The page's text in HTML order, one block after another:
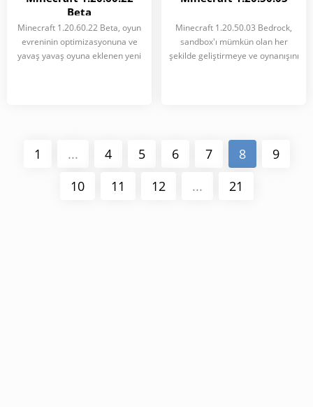
Beta
Minecraft 1.20.60.22 Beta, oyun
evreninin optimizasyonuna ve
yavaş yavaş oyuna eklenen yeni
Minecraft 1.20.50.03 Bedrock,
sandbox'ı mümkün olan her
şekilde geliştirmeye ve oynanışını
1 ... 4 5 6 7 8
9
10
11 12 ... 21